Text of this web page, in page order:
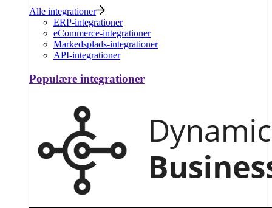
Alle integrationer
ERP-integrationer
eCommerce-integrationer
Markedsplads-integrationer
API-integrationer
Populære integrationer